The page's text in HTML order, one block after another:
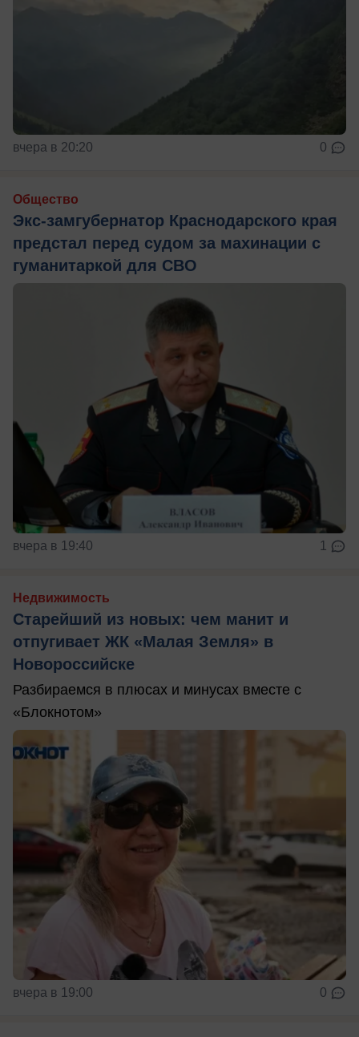
вчера в 20:20 0
Общество
Экс-замгубернатор Краснодарского края
предстал перед судом за махинации с
гуманитаркой для СВО
вчера в 19:40 1
Недвижимость
Старейший из новых: чем манит и
отпугивает ЖК «Малая Земля» в
Новороссийске
Разбираемся в плюсах и минусах вместе с
«Блокнотом»
вчера в 19:00 0